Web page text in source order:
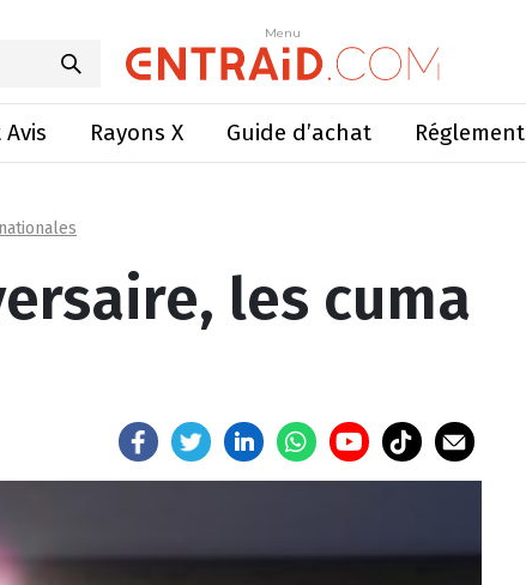
Menu
Avis Rayons X Guide d’achat
Menu
les cuma